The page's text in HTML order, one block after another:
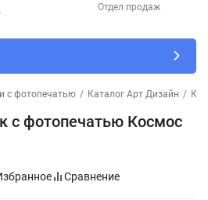
Отдел продаж
с фотопечатью / Каталог Арт Дизайн /
с фотопечатью Космос
Сравнение